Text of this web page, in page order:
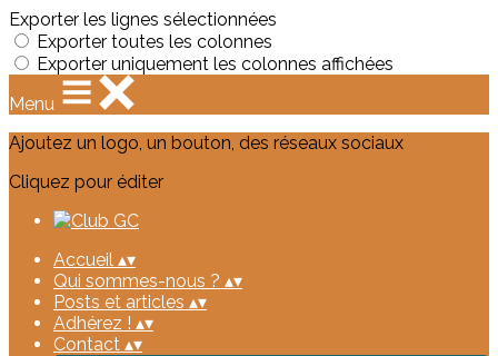
Exporter les lignes sélectionnées
Exporter toutes les colonnes
Exporter uniquement les colonnes affichées
Menu
Ajoutez un logo, un bouton, des réseaux sociaux
Cliquez pour éditer
Accueil ▴▾
Qui sommes-nous ? ▴▾
Posts et articles ▴▾
Adhérez ! ▴▾
Contact ▴▾